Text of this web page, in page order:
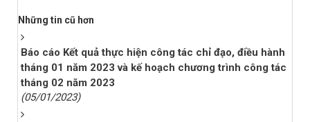
Những tin cũ hơn
Báo cáo Kết quả thực hiện công tác chỉ đạo, điều hành
tháng 01 năm 2023 và kế hoạch chương trình công tác
tháng 02 năm 2023
(05/01/2023)